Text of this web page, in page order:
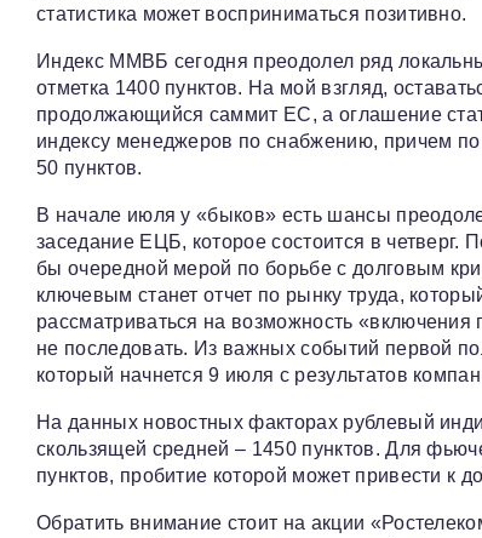
статистика может восприниматься позитивно.
Индекс ММВБ сегодня преодолел ряд
отметка 1400 пунктов. На мой взгляд,
продолжающийся саммит ЕС, а оглашение
индексу менеджеров по снабжению, причем по
50 пунктов.
В начале июля у «быков» есть шансы
заседание ЕЦБ, которое состоится в четверг.
бы очередной мерой по борьбе с долговым
ключевым станет отчет по рынку труда,
рассматриваться на возможность
не последовать. Из важных событий первой
который начнется 9 июля с результатов
На данных новостных факторах рублевый
скользящей средней – 1450 пунктов. Для
пунктов, пробитие которой может привести к
Обратить внимание стоит на акции